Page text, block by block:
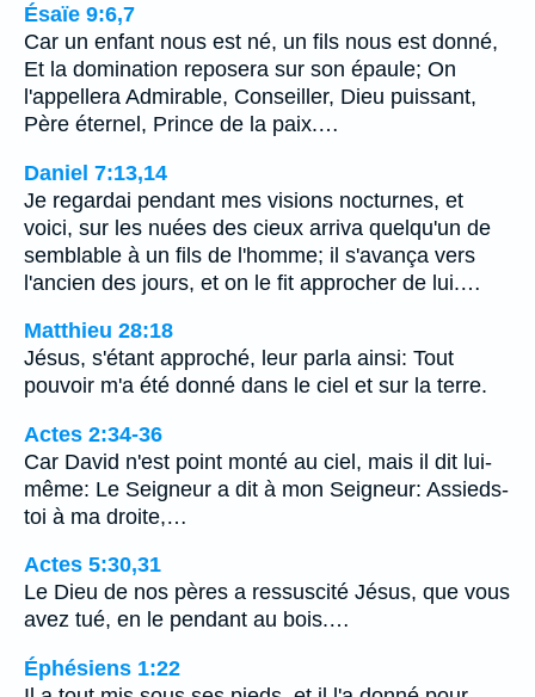
Ésaïe 9:6,7
Car un enfant nous est né, un fils nous est donné,
Et la domination reposera sur son épaule; On
l'appellera Admirable, Conseiller, Dieu puissant,
Père éternel, Prince de la paix.…
Daniel 7:13,14
Je regardai pendant mes visions nocturnes, et
voici, sur les nuées des cieux arriva quelqu'un de
semblable à un fils de l'homme; il s'avança vers
l'ancien des jours, et on le fit approcher de lui.…
Matthieu 28:18
Jésus, s'étant approché, leur parla ainsi: Tout
pouvoir m'a été donné dans le ciel et sur la terre.
Actes 2:34-36
Car David n'est point monté au ciel, mais il dit lui-
même: Le Seigneur a dit à mon Seigneur: Assieds-
toi à ma droite,…
Actes 5:30,31
Le Dieu de nos pères a ressuscité Jésus, que vous
avez tué, en le pendant au bois.…
Éphésiens 1:22